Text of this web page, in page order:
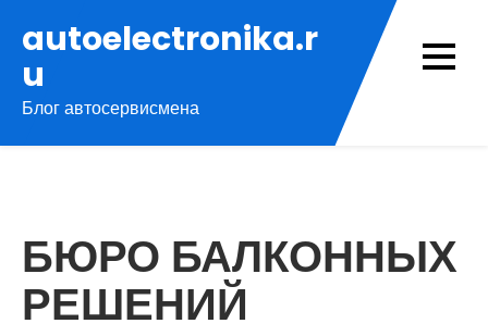
содержимому
autoelectronika.r
u
Блог автосервисмена
БЮРО БАЛКОННЫХ
РЕШЕНИЙ